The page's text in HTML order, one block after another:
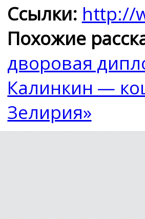
Ссылки: http://
Похожие
дворовая
Калинкин —
Зелирия»